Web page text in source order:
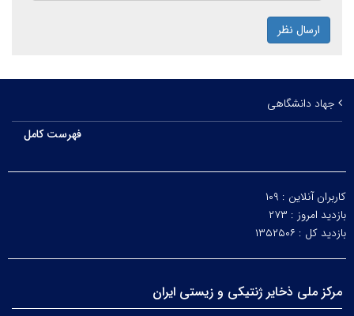
ارسال نظر
جهاد دانشگاهی
فهرست کامل
کاربران آنلاین : ۱۰۹
بازدید امروز : ۲۷۳
بازدید کل : ۱۳۵۲۵۰۶
مرکز ملی ذخایر ژنتیکی و زیستی ایران